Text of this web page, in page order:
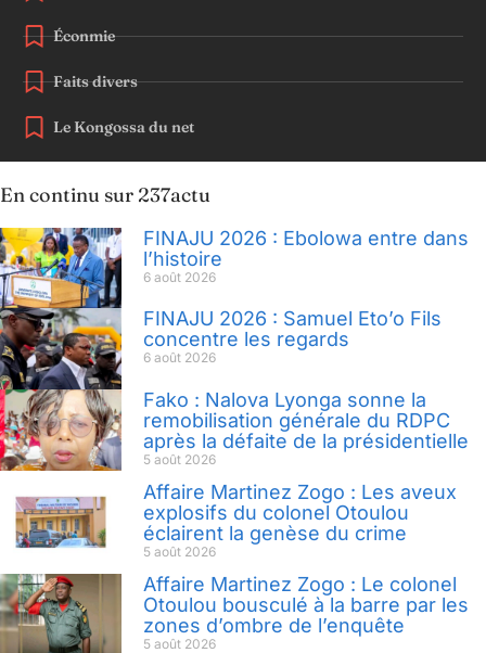
Éconmie
Faits divers
Le Kongossa du net
En continu sur 237actu
FINAJU 2026 : Ebolowa entre dans
l’histoire
6 août 2026
FINAJU 2026 : Samuel Eto’o Fils
concentre les regards
6 août 2026
Fako : Nalova Lyonga sonne la
remobilisation générale du RDPC
après la défaite de la présidentielle
5 août 2026
Affaire Martinez Zogo : Les aveux
explosifs du colonel Otoulou
éclairent la genèse du crime
5 août 2026
Affaire Martinez Zogo : Le colonel
Otoulou bousculé à la barre par les
zones d’ombre de l’enquête
5 août 2026